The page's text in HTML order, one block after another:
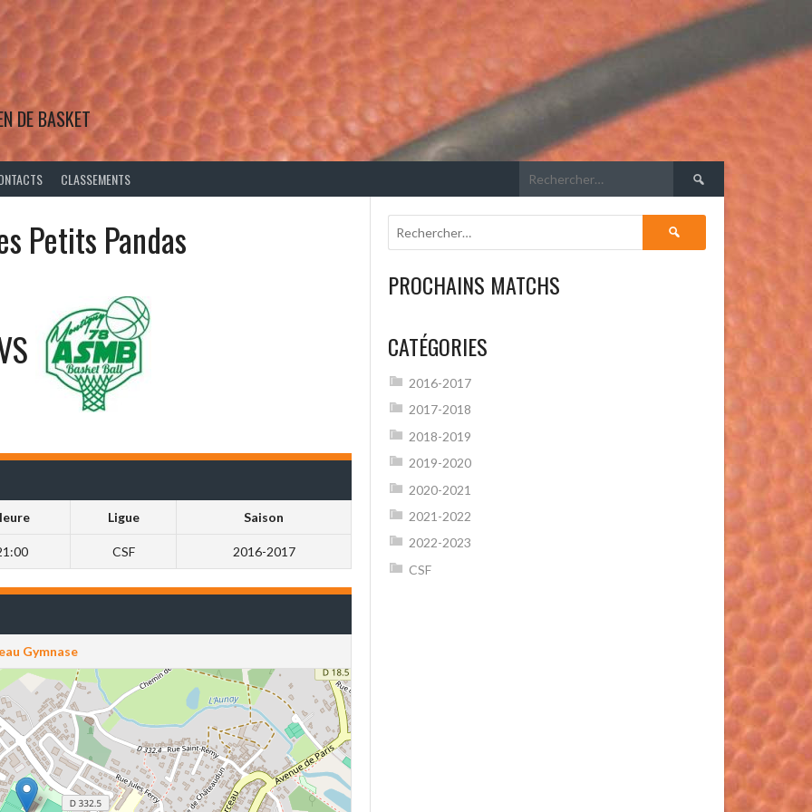
DE BASKET
CLASSEMENTS Rechercher :
Petits Pandas
Ligue Saison
CSF 2016-2017
Gymnase
Rechercher :
PROCHAINS MATCHS
CATÉGORIES
2016-2017
2017-2018
2018-2019
2019-2020
2020-2021
2021-2022
2022-2023
CSF